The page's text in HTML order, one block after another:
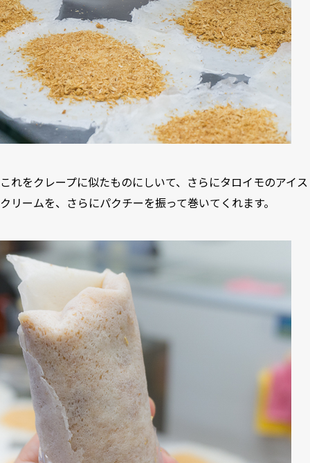
これをクレープに似たものにしいて、さらにタロイモのアイス
クリームを、さらにパクチーを振って巻いてくれます。